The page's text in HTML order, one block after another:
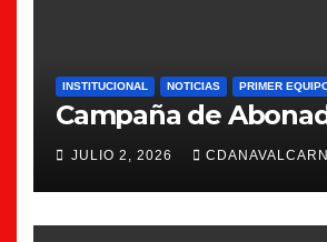
INSTITUCIONAL NOTICIAS PRIMER
Campaña de
JULIO 2, 2026